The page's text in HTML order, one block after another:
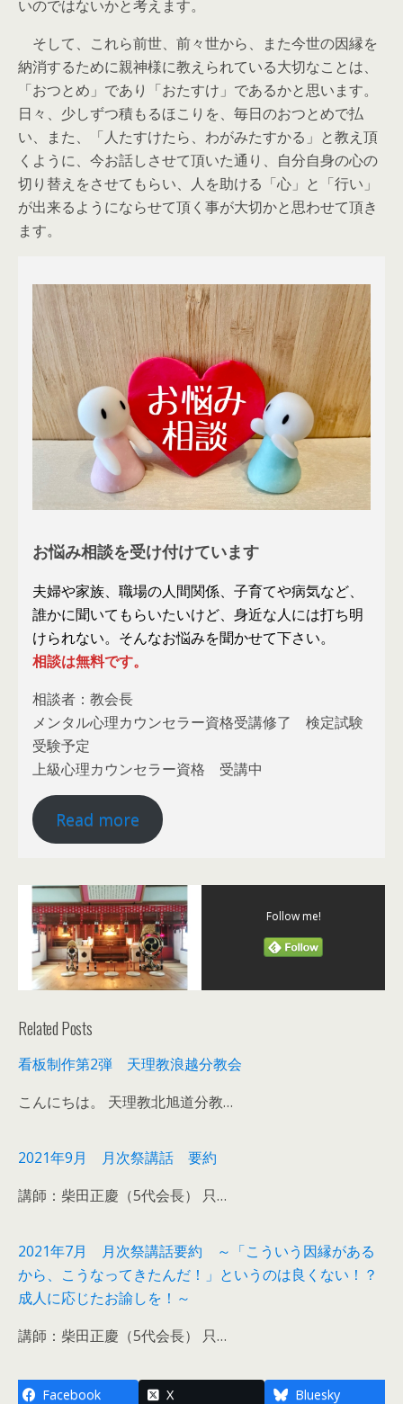
いのではないかと考えます。
そして、これら前世、前々世から、また今世の因縁を
納消するために親神様に教えられている大切なことは、
「おつとめ」であり「おたすけ」であるかと思います。
日々、少しずつ積もるほこりを、毎日のおつとめで払
い、また、「人たすけたら、わがみたすかる」と教え頂
くように、今お話しさせて頂いた通り、自分自身の心の
切り替えをさせてもらい、人を助ける「心」と「行い」
が出来るようにならせて頂く事が大切かと思わせて頂き
ます。
お悩み相談を受け付けています
夫婦や家族、職場の人間関係、子育てや病気など、
誰かに聞いてもらいたいけど、身近な人には打ち明
けられない。そんなお悩みを聞かせて下さい。
相談は無料です。
相談者：教会長
メンタル心理カウンセラー資格受講修了 検定試験
受験予定
上級心理カウンセラー資格 受講中
Read more
Follow me!
Related Posts
看板制作第2弾 天理教浪越分教会
こんにちは。 天理教北旭道分教…
2021年9月 月次祭講話 要約
講師：柴田正慶（5代会長） 只…
2021年7月 月次祭講話要約 ～「こういう因縁がある
から、こうなってきたんだ！」というのは良くない！？
成人に応じたお諭しを！～
講師：柴田正慶（5代会長） 只…
Facebook X
Bluesky